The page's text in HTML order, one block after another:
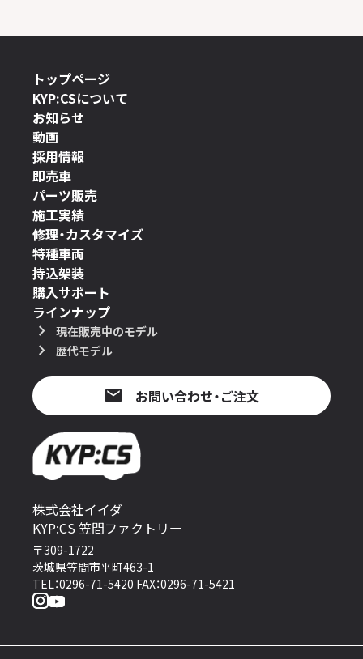
株式会社イイダ
KYP:CS 笠間ファクトリー
〒309-1722
茨城県笠間市平町463-1
TEL：0296-71-5420 FAX：0296-71-5421
トップページ
KYP:CSについて
お知らせ
動画
採用情報
即売車
パーツ販売
施工実績
修理・カスタマイズ
特種車両
持込架装
購入サポート
ラインナップ
現在販売中のモデル
歴代モデル
お問い合わせ・ご注文